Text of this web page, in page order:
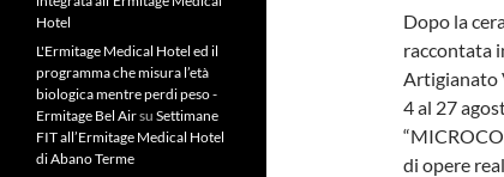
Dopo la
raccontata
Artigianato
4 al 27
di opere
Hotel
L'Ermitage Medical Hotel ed il
programma che misura l’età
biologica mentre perdi peso -
Ermitage Bel Airsu Settimane
FIT all’Ermitage Medical Hotel
di Abano Terme